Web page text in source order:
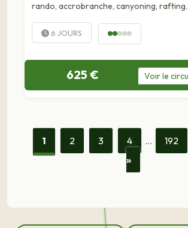
rando, accrobranche, canyoning, rafting.
6 JOURS
625 € Voirle
1 2 3 4 … 192
»